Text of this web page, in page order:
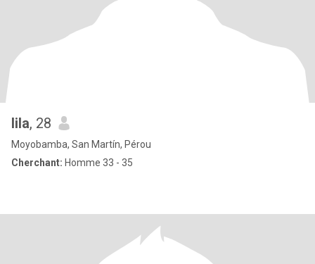
lila, 28
Moyobamba, San Martín, Pérou
Cherchant: Homme 33 - 35